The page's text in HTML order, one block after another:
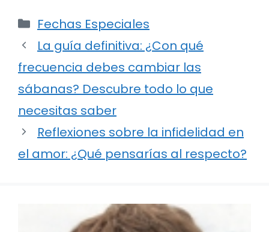
Categorías
Fechas Especiales
La guía definitiva: ¿Con qué
frecuencia debes cambiar las
sábanas? Descubre todo lo que
necesitas saber
Reflexiones sobre la infidelidad en
el amor: ¿Qué pensarías al respecto?